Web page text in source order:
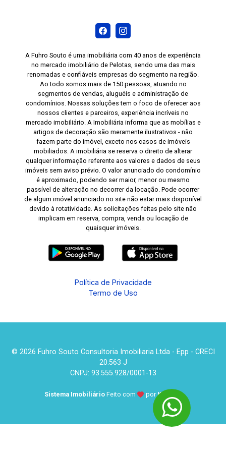
dormitórios, proporcionando conforto e um
ambiente acolhedor. Revestimento cerâmico nas
áreas molhadas, facilitando a limpeza e a
manutenção. Janela com rede de proteção,
oferecendo mais segurança para famílias com
crianças e animais de estimação. Ar-
condicionado split instalado no dormitório
principal. Se você procura um apartamento que
ofereça conforto, praticidade e uma excelente
localização, esta é uma ótima oportunidade.
Agende sua visita e conheça pessoalmente
todos os detalhes deste imóvel no Condomínio
Albatroz.
A Fuhro Souto é uma imobiliária com 40 anos de experiência
no mercado imobiliário de Pelotas, sendo uma das mais
renomadas e confiáveis empresas do segmento na região.
Ao todo somos mais de 150 pessoas, atuando no
segmentos de vendas, aluguéis e administração de
condomínios. Nossas soluções tem o foco de oferecer aos
nossos clientes e parceiros, experiência incríveis no
mercado imobiliário. A Imobiliária informa que as mobílias e
artigos de decoração são meramente ilustrativos - não
fazem parte do imóvel, exceto nos casos de imóveis
mobiliados. A imobiliária se reserva o direito de alterar
qualquer informação referente aos valores e dados de seus
imóveis sem aviso prévio. O valor anunciado do condomínio
é aproximado, podendo ser maior, menor ou mesmo
passível de alteração no decorrer da locação. Pode ocorrer
de algum imóvel anunciado no site não estar mais disponível
devido à rotatividade. As solicitações feitas pelo site não
implicam em reserva, compra, venda ou locação de
quaisquer imóveis.
Política de Privacidade
Termo de Uso
© 2026 Fuhro Souto Consultoria Imobiliaria Ltda - Epp - CRECI
20.563 J
CNPJ: 93.555.928/0001-13
Sistema Imobiliário Feito com porKUROLE